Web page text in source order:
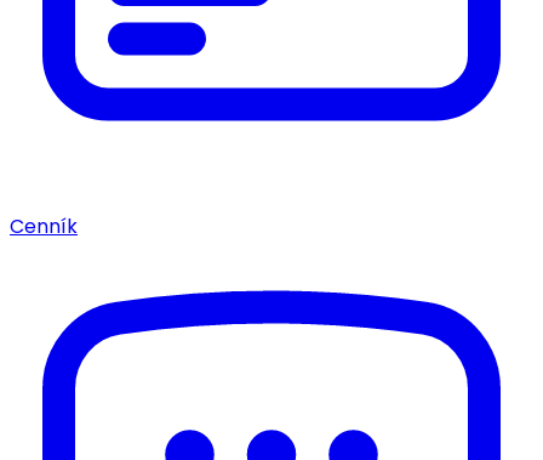
Cenník